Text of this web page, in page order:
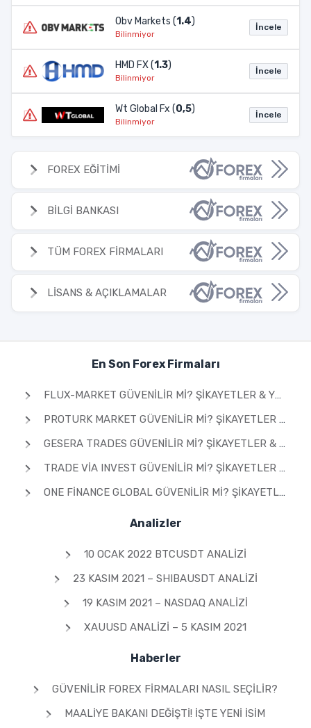
Obv Markets (1.4)
Bilinmiyor
İncele
HMD FX (1.3)
Bilinmiyor
İncele
Wt Global Fx (0,5)
Bilinmiyor
İncele
FOREX EĞİTİMİ
BİLGİ BANKASI
TÜM FOREX FİRMALARI
LİSANS & AÇIKLAMALAR
En Son Forex Firmaları
FLUX-MARKET GÜVENILIR MI? ŞIKAYETLER & YORUMLAR 2026
PROTURK MARKET GÜVENILIR MI? ŞIKAYETLER & YORUMLAR 2026
GESERA TRADES GÜVENILIR MI? ŞIKAYETLER & YORUMLAR 2026
TRADE VIA INVEST GÜVENILIR MI? ŞIKAYETLER & YORUMLAR 2026
ONE FINANCE GLOBAL GÜVENILIR MI? ŞIKAYETLER & YORUMLAR 2026
Analizler
10 OCAK 2022 BTCUSDT ANALIZI
23 KASIM 2021 – SHIBAUSDT ANALIZI
19 KASIM 2021 – NASDAQ ANALIZI
XAUUSD ANALIZI – 5 KASIM 2021
Haberler
GÜVENILIR FOREX FIRMALARI NASIL SEÇILIR?
MAALIYE BAKANI DEĞIŞTI! İŞTE YENI İSIM